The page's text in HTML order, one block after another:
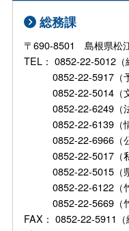
総務課
〒690-8501 島根県松
TEL： 0852-22-5012（
0852-22-5917（予
0852-22-5014（文
0852-22-6249（法
0852-22-6139（情
0852-22-6966（公
0852-22-5017（私
0852-22-5015（県
0852-22-6122（竹
0852-22-5669（竹
FAX： 0852-22-5911